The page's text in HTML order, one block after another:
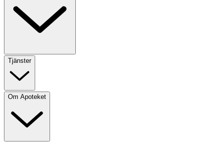
Tjänster
Om Apoteket